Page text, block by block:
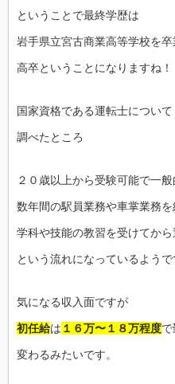
ということで最終学歴は
岩手県立宮古商業高等学校を
高卒ということになりますね！
国家資格である運転士について
調べたところ
２０歳以上から受験可能で一般
数年間の駅員業務や車掌業務を
学科や技能の教習を受けてか
という流れになっているようで
気になる収入面ですが
初任給は １６万〜１８万程度
変わるみたいです。